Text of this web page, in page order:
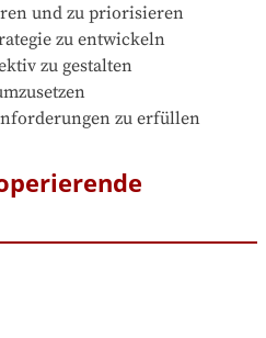
und zu priorisieren
zu entwickeln
zu gestalten
zu erfüllen